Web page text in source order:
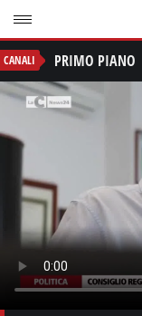
CANALI PRIMO PIANO